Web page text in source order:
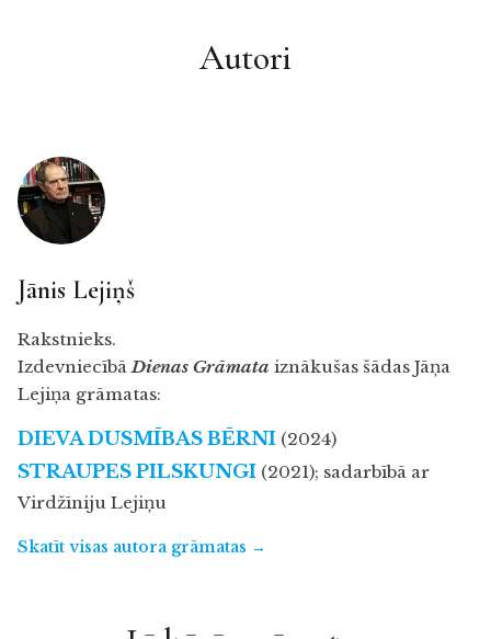
Autori
Jānis Lejiņš
Rakstnieks.
Izdevniecībā Dienas Grāmata iznākušas šādas Jāņa
Lejiņa grāmatas:
DIEVA DUSMĪBAS BĒRNI (2024)
STRAUPES PILSKUNGI (2021); sadarbībā ar
Virdžīniju Lejiņu
Skatīt visas autora grāmatas →